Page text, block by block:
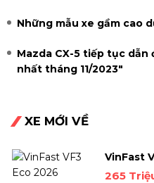
Những mẫu xe gầm cao
Mazda CX-5 tiếp tục dẫn
nhất tháng 11/2023"
XE MỚI VỀ
VinFast
265